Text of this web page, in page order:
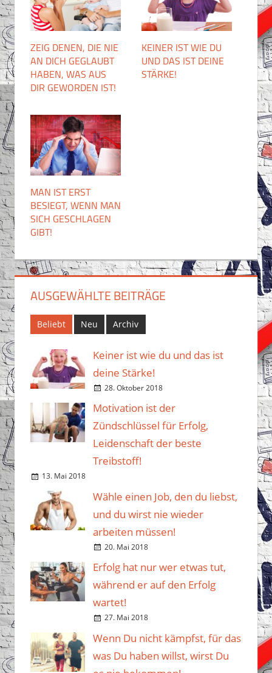
ZEIG DENEN, DIE NIE
AN DICH GEGLAUBT
HABEN, WAS AUS
DIR GEWORDEN IST!
KEINER IST WIE DU
UND DAS IST DEINE
STÄRKE!
MAN IST ERST
BESIEGT, WENN MAN
SICH GESCHLAGEN
GIBT!
AUSGEWÄHLTE BEITRÄGE
Beliebt Neu Archiv
Keiner ist wie du und das ist
deine Stärke!
28. Oktober 2018
Motivation ist der
Zündschlüssel für Erfolg,
Leidenschaft der beste
Treibstoff!
13. Mai 2018
Wähle einen Job, den du liebst,
und du wirst nie wieder
arbeiten müssen!
20. Mai 2018
Erfolg hat nur wer etwas tut,
während er auf den Erfolg
wartet!
27. Mai 2018
Wenn Du nicht kämpfst, für das
was Du haben willst, wirst Du